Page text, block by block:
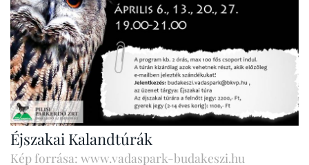
Éjszakai Kalandtúrák
Kép forrása: www.vadaspark-budakeszi.hu